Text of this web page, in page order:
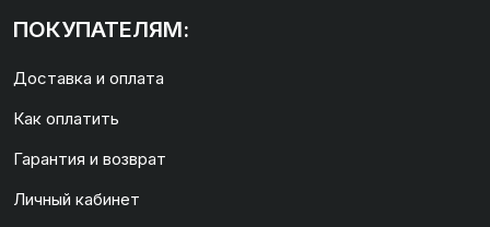
ПОКУПАТЕЛЯМ:
Доставка и оплата
Как оплатить
Гарантия и возврат
Личный кабинет